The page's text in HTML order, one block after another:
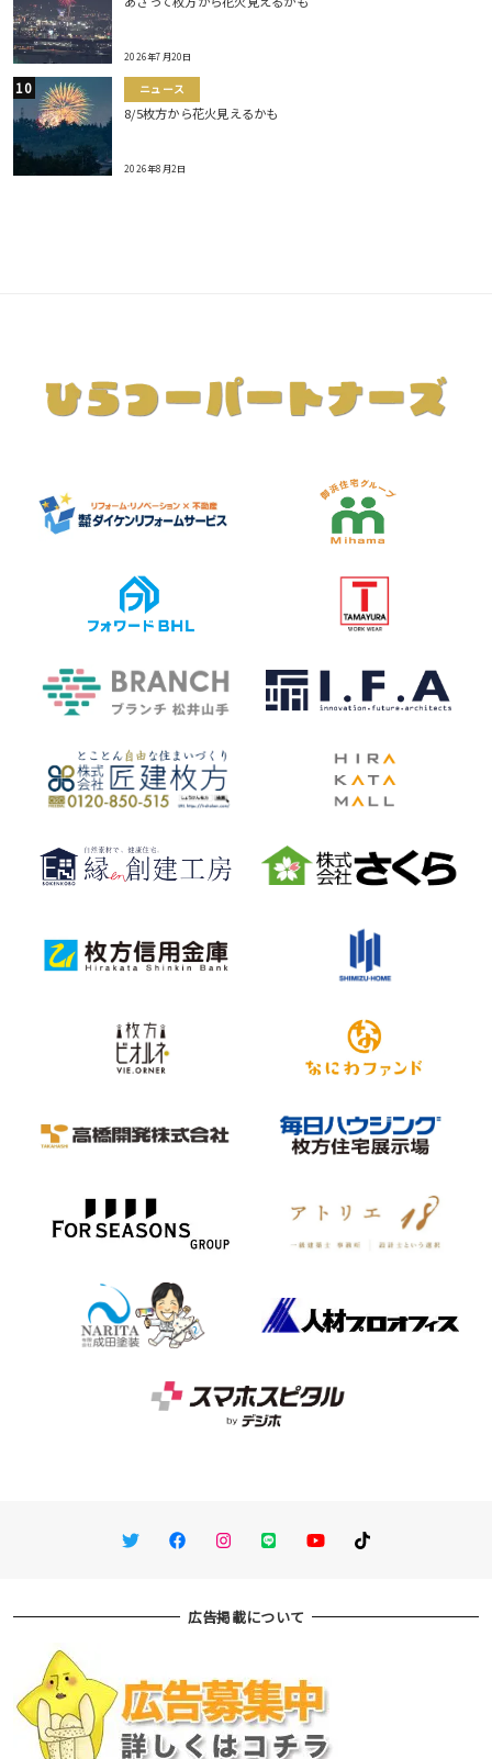
2026年7月20日
ニュース
8/5枚方から花火見えるかも
2026年8月2日
TwitterFacebookInstagram
LINE You TubeTikTok
広告掲載について